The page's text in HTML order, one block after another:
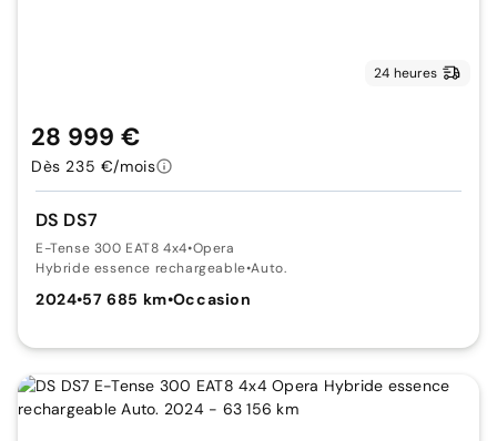
24 heures
DS DS7
E-Tense 300 EAT8 4x4•Opera
Hybride essence rechargeable•Auto.
2024•57 685 km•Occasion
28 999 €
Dès 235 €/mois